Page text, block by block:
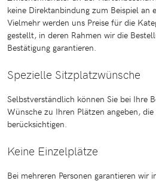
keine Direktanbindung zum Beispiel an
Vielmehr werden uns Preise für die
gestellt, in deren Rahmen wir die
Bestätigung garantieren.
Spezielle Sitzplatzwünsche
Selbstverständlich können Sie bei Ihre
Wünsche zu Ihren Plätzen angeben,
berücksichtigen.
Keine Einzelplätze
Bei mehreren Personen garantieren wir